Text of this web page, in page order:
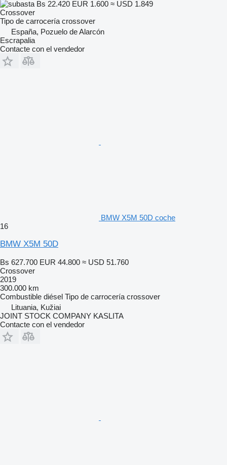
Bs 22.420 EUR 1.600 ≈ USD 1.849
Crossover
Tipo de carrocería crossover
España, Pozuelo de Alarcón
Escrapalia
Contacte con el vendedor
BMW X5M 50D coche
16
BMW X5M 50D
Bs 627.700 EUR 44.800 ≈ USD 51.760
Crossover
2019
300.000 km
Combustible diésel Tipo de carrocería crossover
Lituania, Kužiai
JOINT STOCK COMPANY KASLITA
Contacte con el vendedor